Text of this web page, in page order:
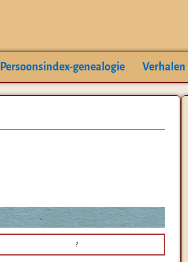
Persoonsindex-genealogie Verhalen
?